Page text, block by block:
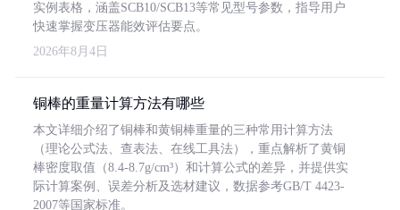
实例表格，涵盖SCB10/SCB13等常见型号参数，指导用户
快速掌握变压器能效评估要点。
2026年8月4日
铜棒的重量计算方法有哪些
本文详细介绍了铜棒和黄铜棒重量的三种常用计算方法
（理论公式法、查表法、在线工具法），重点解析了黄铜
棒密度取值（8.4-8.7g/cm³）和计算公式的差异，并提供实
际计算案例、误差分析及选材建议，数据参考GB/T 4423-
2007等国家标准。